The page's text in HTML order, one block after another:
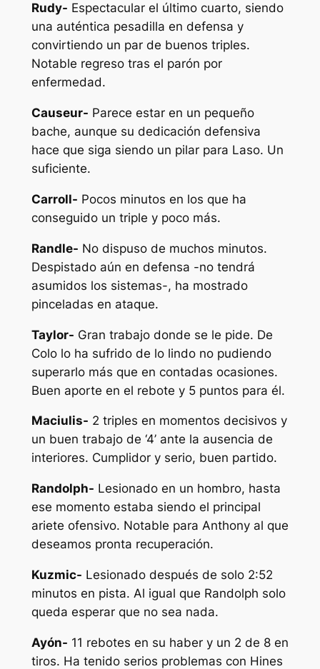
Rudy- Espectacular el último cuarto, siendo
una auténtica pesadilla en defensa y
convirtiendo un par de buenos triples.
Notable regreso tras el parón por
enfermedad.
Causeur- Parece estar en un pequeño
bache, aunque su dedicación defensiva
hace que siga siendo un pilar para Laso. Un
suficiente.
Carroll- Pocos minutos en los que ha
conseguido un triple y poco más.
Randle- No dispuso de muchos minutos.
Despistado aún en defensa -no tendrá
asumidos los sistemas-, ha mostrado
pinceladas en ataque.
Taylor- Gran trabajo donde se le pide. De
Colo lo ha sufrido de lo lindo no pudiendo
superarlo más que en contadas ocasiones.
Buen aporte en el rebote y 5 puntos para él.
Maciulis- 2 triples en momentos decisivos y
un buen trabajo de ‘4’ ante la ausencia de
interiores. Cumplidor y serio, buen partido.
Randolph- Lesionado en un hombro, hasta
ese momento estaba siendo el principal
ariete ofensivo. Notable para Anthony al que
deseamos pronta recuperación.
Kuzmic- Lesionado después de solo 2:52
minutos en pista. Al igual que Randolph solo
queda esperar que no sea nada.
Ayón- 11 rebotes en su haber y un 2 de 8 en
tiros. Ha tenido serios problemas con Hines